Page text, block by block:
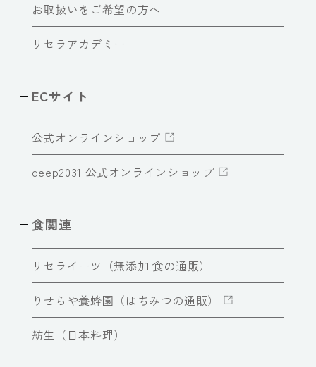
お取扱いをご希望の方へ
リセラアカデミー
ECサイト
公式オンラインショップ
deep2031 公式オンラインショップ
食関連
リセライーツ（無添加 食の通販）
りせらや養蜂園（はちみつの通販）
紡生（日本料理）